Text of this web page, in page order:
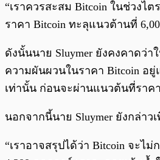
“เราควรสะสม Bitcoin ในช่วงไ
ราคา Bitcoin ทะลุแนวต้านที่
ดังนั้นนาย Sluymer ยังคงคาดว่า
ความผันผวนในราคา Bitcoin อยู่
เท่านั้น ก่อนจะผ่านแนวต้นที่ราคา
นอกจากนี้นาย Sluymer ยังกล่าว
“เราอาจสรุปได้ว่า Bitcoin จะไ